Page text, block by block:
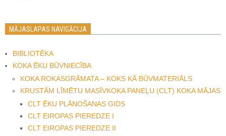
MĀJASLAPAS NAVIGĀCIJA
BIBLIOTĒKA
KOKA ĒKU BŪVNIECĪBA
KOKA ROKASGRĀMATA – KOKS KĀ BŪVMATERIĀLS
KRUSTĀM LĪMĒTU MASĪVKOKA PANEĻU (CLT) KOKA MĀJAS
CLT ĒKU PLĀNOŠANAS GIDS
CLT EIROPAS PIEREDZE I
CLT EIROPAS PIEREDZE II